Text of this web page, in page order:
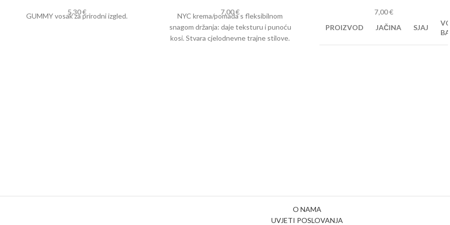
5,30€
GUMMY vosak za prirodni izgled. 7,00€
NYC krema/pomada s fleksibilnom
snagom držanja: daje teksturu i punoću
kosi. Stvara cjelodnevne trajne stilove.
7,00€
PROIZVOD
JAČINA SJAJ
O NAMA
UVJETI POSLOVANJA